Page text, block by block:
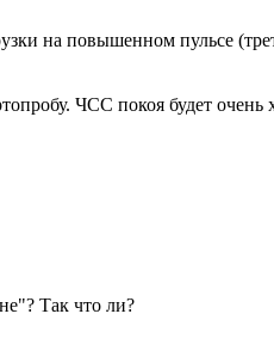
на повышенном пульсе
ЧСС покоя будет очень
Так что ли?